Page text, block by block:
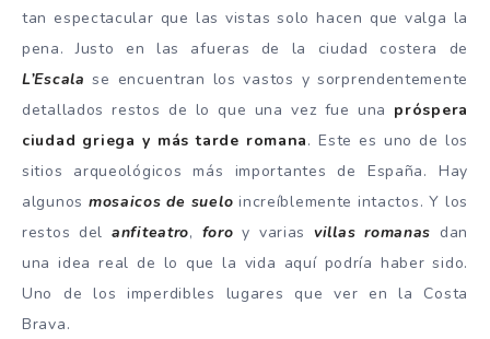
tan espectacular que las vistas solo hacen que valga la
pena. Justo en las afueras de la ciudad costera de
L’Escala se encuentran los vastos y sorprendentemente
detallados restos de lo que una vez fue una próspera
ciudad griega y más tarde romana. Este es uno de los
sitios arqueológicos más importantes de España. Hay
algunos mosaicos de sueloincreíblemente intactos. Y los
restos delanfiteatro, foro y variasvillas romanas dan
una idea real de lo que la vida aquí podría haber sido.
Uno de los imperdibles lugares que ver en la Costa
Brava.